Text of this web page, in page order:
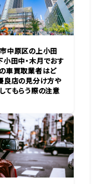
中原区の上小田
小田中・木月でおす
車買取業者はど
良店の見分け方や
てもらう際の注意